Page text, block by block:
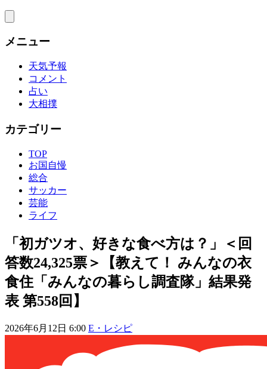
メニュー
天気予報
コメント
占い
大相撲
カテゴリー
TOP
お国自慢
総合
サッカー
芸能
ライフ
「初ガツオ、好きな食べ方は？」＜回
答数24,325票＞【教えて！ みんなの衣
食住「みんなの暮らし調査隊」結果発
表 第558回】
2026年6月12日 6:00 E・レシピ